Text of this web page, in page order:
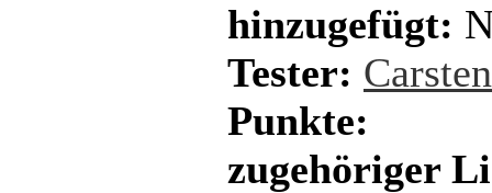
hinzugefügt:
Tester:
Punkte:
zugehöriger